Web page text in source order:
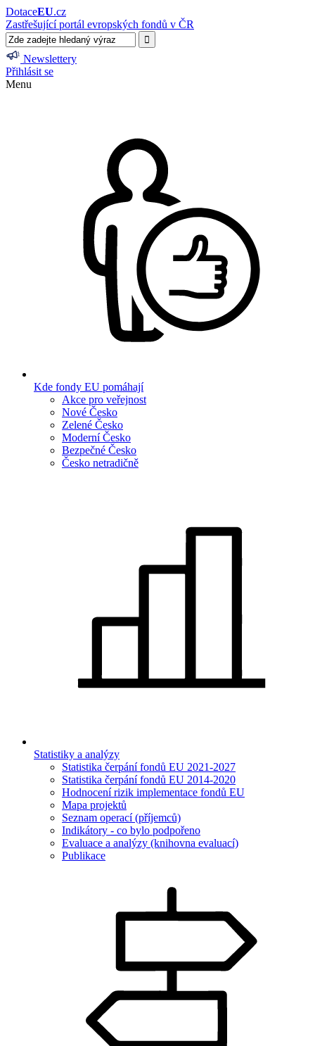
DotaceEU.cz
Zastřešující portál evropských fondů v ČR
Newslettery
Přihlásit se
Menu
Kde fondy EU pomáhají
Akce pro veřejnost
Nové Česko
Zelené Česko
Moderní Česko
Bezpečné Česko
Česko netradičně
Statistiky a analýzy
Statistika čerpání fondů EU 2021-2027
Statistika čerpání fondů EU 2014-2020
Hodnocení rizik implementace fondů EU
Mapa projektů
Seznam operací (příjemců)
Indikátory - co bylo podpořeno
Evaluace a analýzy (knihovna evaluací)
Publikace